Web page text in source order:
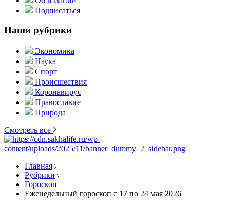
Подписаться
Наши рубрики
Экономика
Наука
Спорт
Происшествия
Коронавирус
Православие
Природа
Смотреть все
Главная
Рубрики
Гороскоп
Еженедельный гороскоп с 17 по 24 мая 2026